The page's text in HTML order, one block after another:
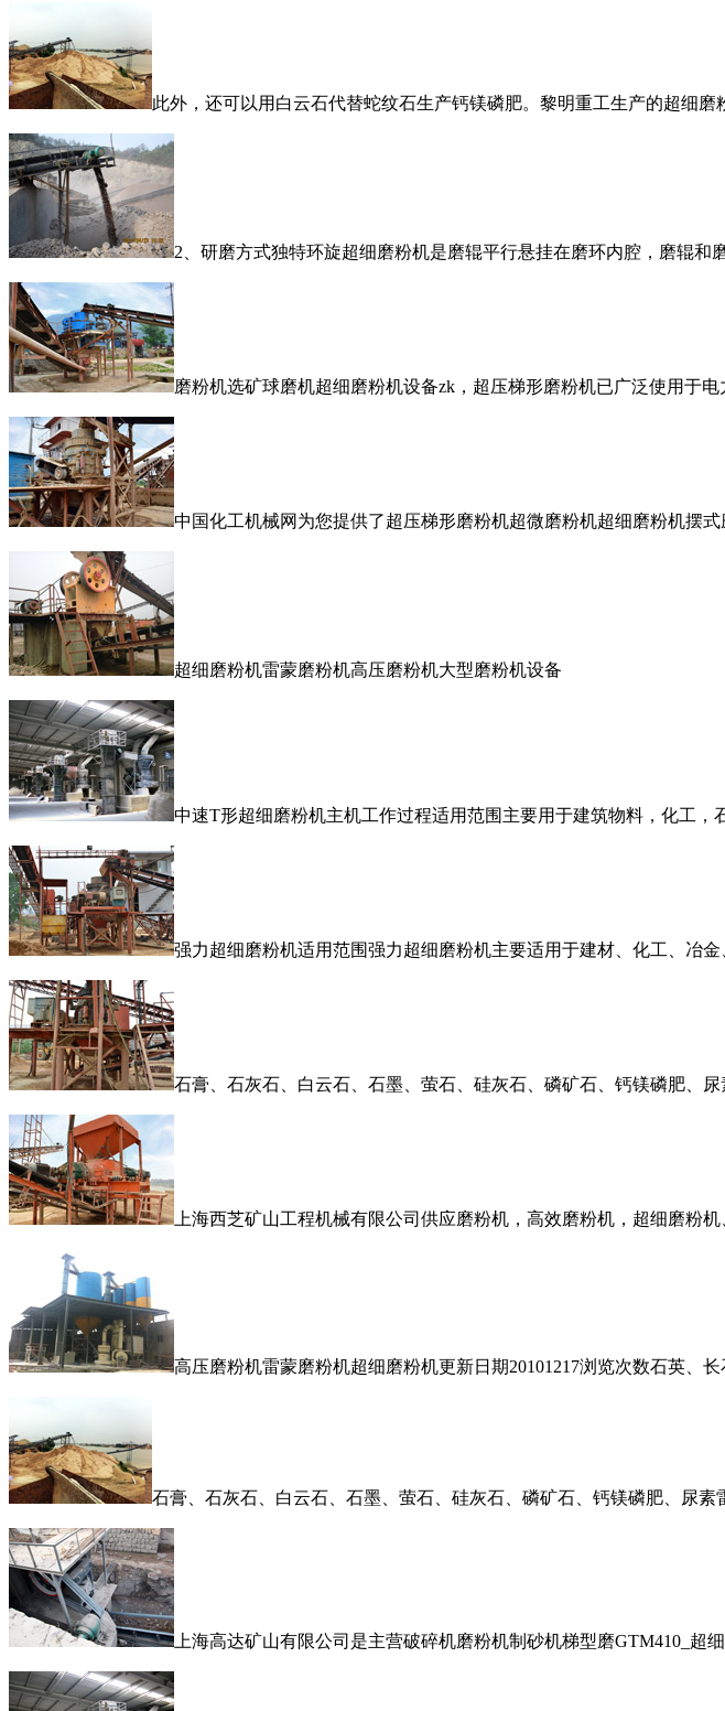
此外，还可以用白云石代替蛇纹石生产钙镁磷肥。黎明重工生产的超细
2、研磨方式独特环旋超细磨粉机是磨辊平行悬挂在磨环内腔，磨辊
磨粉机选矿球磨机超细磨粉机设备zk，超压梯形磨粉机已广泛使用于
中国化工机械网为您提供了超压梯形磨粉机超微磨粉机超细磨粉机摆
超细磨粉机雷蒙磨粉机高压磨粉机大型磨粉机设备
中速T形超细磨粉机主机工作过程适用范围主要用于建筑物料，化工
强力超细磨粉机适用范围强力超细磨粉机主要适用于建材、化工、冶
石膏、石灰石、白云石、石墨、萤石、硅灰石、磷矿石、钙镁磷肥、
上海西芝矿山工程机械有限公司供应磨粉机，高效磨粉机，超细磨粉
高压磨粉机雷蒙磨粉机超细磨粉机更新日期20101217浏览次数石英、
石膏、石灰石、白云石、石墨、萤石、硅灰石、磷矿石、钙镁磷肥、尿
上海高达矿山有限公司是主营破碎机磨粉机制砂机梯型磨GTM410_